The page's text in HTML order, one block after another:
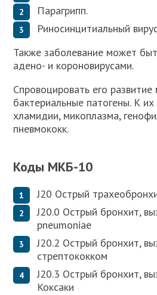
Парагрипп.
Риносинцитиальный
Также заболевание может
адено- и короновирусами.
Спровоцировать его развитие
бактериальные патогены. К
хламидии, микоплазма,
пневмококк.
Коды МКБ-10
J20 Острый
J20.0 Острый бронхит,
pneumoniae
J20.2 Острый бронхит,
стрептококком
J20.3 Острый бронхит,
Коксаки